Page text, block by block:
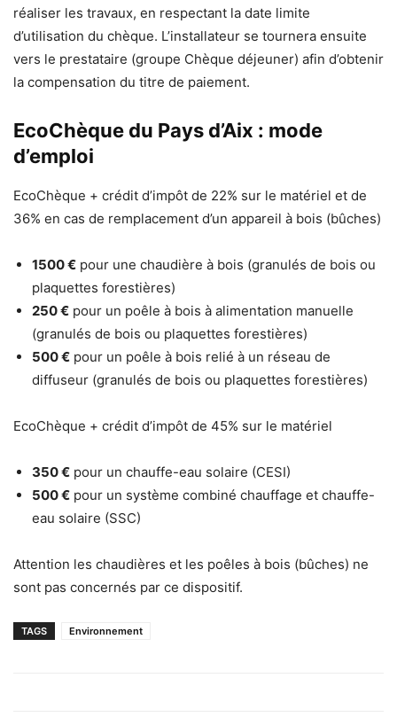
réaliser les travaux, en respectant la date limite
d’utilisation du chèque. L’installateur se tournera ensuite
vers le prestataire (groupe Chèque déjeuner) afin d’obtenir
la compensation du titre de paiement.
EcoChèque du Pays d’Aix : mode
d’emploi
EcoChèque + crédit d’impôt de 22% sur le matériel et de
36% en cas de remplacement d’un appareil à bois (bûches)
1500 € pour une chaudière à bois (granulés de bois ou
plaquettes forestières)
250 € pour un poêle à bois à alimentation manuelle
(granulés de bois ou plaquettes forestières)
500 € pour un poêle à bois relié à un réseau de
diffuseur (granulés de bois ou plaquettes forestières)
EcoChèque + crédit d’impôt de 45% sur le matériel
350 € pour un chauffe-eau solaire (CESI)
500 € pour un système combiné chauffage et chauffe-
eau solaire (SSC)
Attention les chaudières et les poêles à bois (bûches) ne
sont pas concernés par ce dispositif.
TAGS Environnement